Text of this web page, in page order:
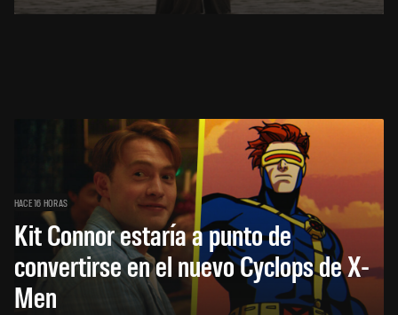
HACE 16 HORAS
Kit Connor estaría a punto de
convertirse en el nuevo Cyclops de X-
Men